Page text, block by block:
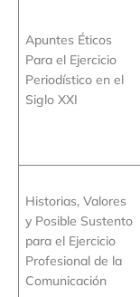
Apuntes Éticos
Para el Ejercicio
Periodístico en el
Siglo XXI
Historias, Valores
y Posible Sustento
para el Ejercicio
Profesional de la
Comunicación